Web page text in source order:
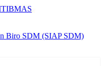
Biro SDM (SIAP SDM)